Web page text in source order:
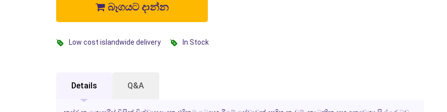
බෑගයට දාන්න
Low cost islandwide delivery In Stock
Details Q&A